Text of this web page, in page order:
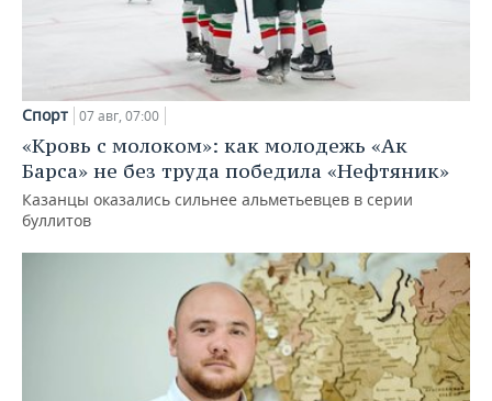
Спорт 07 авг, 07:00
«Кровь с молоком»: как молодежь «Ак
Барса» не без труда победила «Нефтяник»
Казанцы оказались сильнее альметьевцев в серии
буллитов